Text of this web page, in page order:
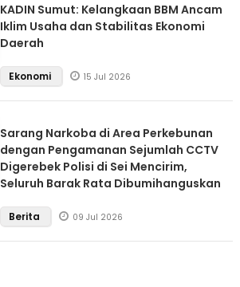
KADIN Sumut: Kelangkaan BBM Ancam
Iklim Usaha dan Stabilitas Ekonomi
Daerah
Ekonomi 15 Jul 2026
Sarang Narkoba di Area Perkebunan
dengan Pengamanan Sejumlah CCTV
Digerebek Polisi di Sei Mencirim,
Seluruh Barak Rata Dibumihanguskan
Berita 09 Jul 2026